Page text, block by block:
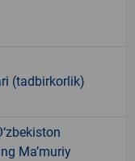
(tadbirkorlik)
Ma’muriy